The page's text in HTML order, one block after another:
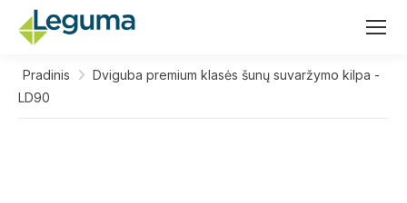
Pradinis
Dviguba premium klasės šunų suvaržymo kilpa -
LD90